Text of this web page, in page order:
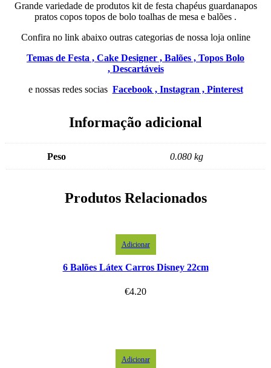
Grande variedade de produtos kit de festa chapéus guardanapos
pratos copos topos de bolo toalhas de mesa e balões .
Confira no link abaixo outras categorias de nossa loja online
Temas de Festa , Cake Designer , Balões , Topos Bolo
, Descartáveis
e nossas redes socias Facebook , Instagran , Pinterest
Informação adicional
Peso 0.080 kg
Produtos Relacionados
Adicionar
6 Balões Látex Carros Disney 22cm
€4.20
Adicionar